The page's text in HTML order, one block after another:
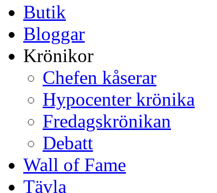
Butik
Bloggar
Krönikor
Chefen kåserar
Hypocenter krönika
Fredagskrönikan
Debatt
Wall of Fame
Tävla